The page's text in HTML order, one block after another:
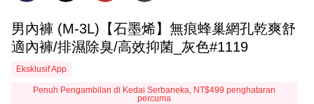
男內褲 (M-3L)【石墨烯】無痕蜂巢網孔乾爽舒
適內褲/排濕除臭/高效抑菌_灰色#1119
Eksklusif App
Penuh Pengambilan di Kedai Serbaneka, NT$499 penghataran
percuma